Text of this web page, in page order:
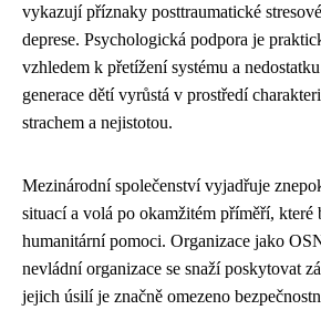
vykazují příznaky posttraumatické
deprese. Psychologická podpora je
vzhledem k přetížení systému a
generace dětí vyrůstá v prostředí
strachem a nejistotou.
Mezinárodní společenství vyjadřuje
situací a volá po okamžitém příměří,
humanitární pomoci. Organizace jako
nevládní organizace se snaží poskytovat
jejich úsilí je značně omezeno